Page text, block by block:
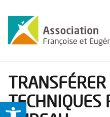
TRANSFÉRER
TECHNIQUES
Ouvrir la barre d’outils